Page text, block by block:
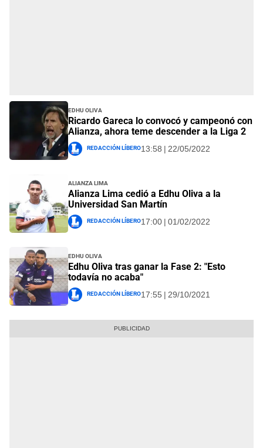
Edhu Oliva
Ricardo Gareca lo convocó y campeonó con
Alianza, ahora teme descender a la Liga 2
Redacción Líbero13:58 | 22/05/2022
Alianza Lima
Alianza Lima cedió a Edhu Oliva a la
Universidad San Martín
Redacción Líbero17:00 | 01/02/2022
Edhu Oliva
Edhu Oliva tras ganar la Fase 2: "Esto
todavía no acaba"
Redacción Líbero17:55 | 29/10/2021